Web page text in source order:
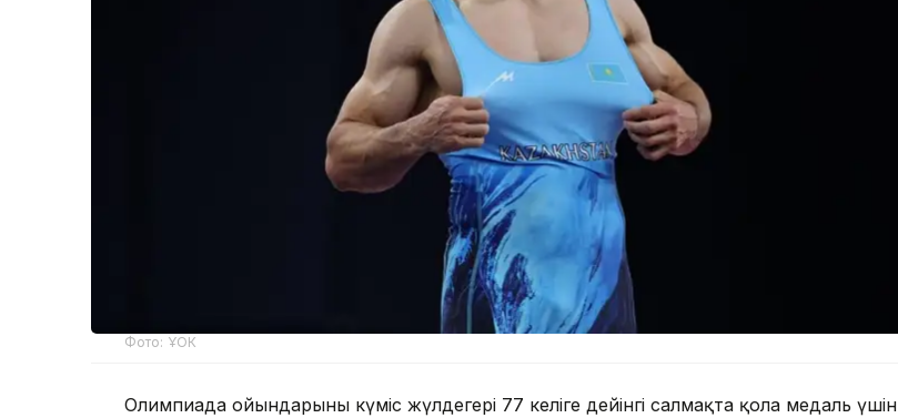
Фото: ҰОК
Олимпиада ойындарының күміс жүлдегері 77 келіге дейінгі салмақта қола медаль үшін